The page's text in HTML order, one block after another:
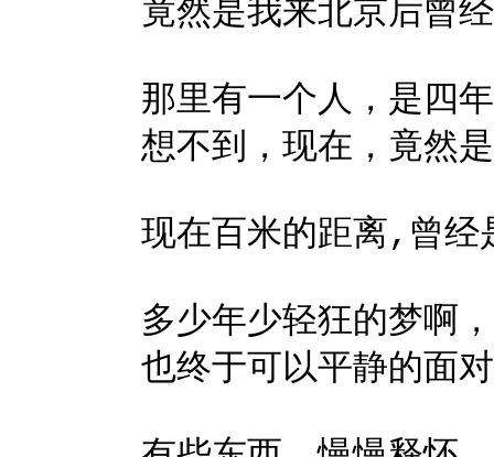
竟然是我来北京后曾
那里有一个人，是四
想不到，现在，竟然
现在百米的距离,曾
多少年少轻狂的梦啊
也终于可以平静的面对